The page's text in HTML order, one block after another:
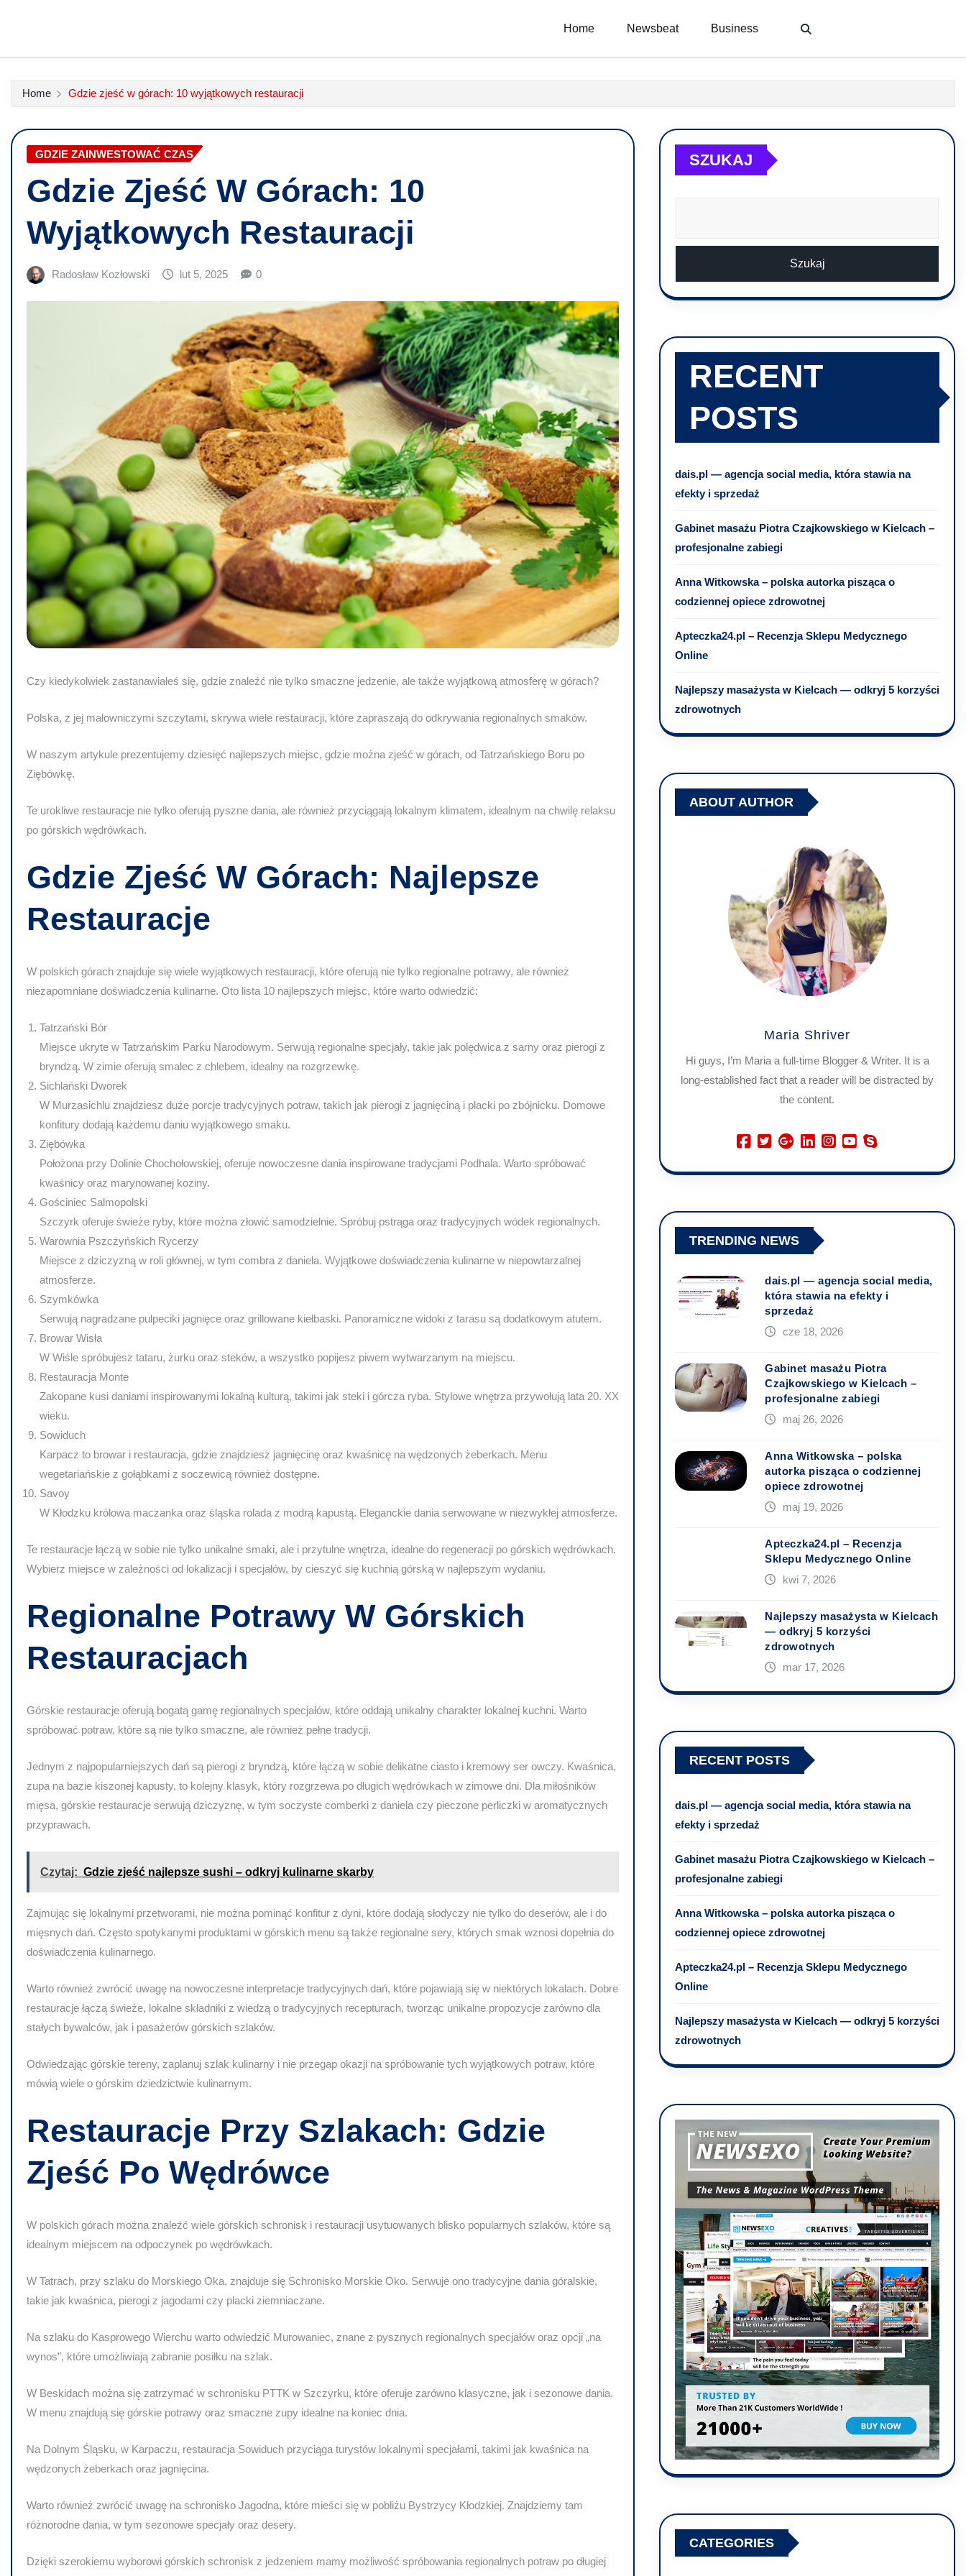
Home Newsbeat Business
Home Gdzie zjeść w górach: 10 wyjątkowych restauracji
GDZIE ZAINWESTOWAĆ CZAS
Gdzie Zjeść W Górach: 10
Wyjątkowych Restauracji
Radosław Kozłowski lut 5, 2025 0
Czy kiedykolwiek zastanawiałeś się, gdzie znaleźć nie tylko smaczne jedzenie, ale także wyjątkową atmosferę w górach?
Polska, z jej malowniczymi szczytami, skrywa wiele restauracji, które zapraszają do odkrywania regionalnych smaków.
W naszym artykule prezentujemy dziesięć najlepszych miejsc, gdzie można zjeść w górach, od Tatrzańskiego Boru po
Ziębówkę.
Te urokliwe restauracje nie tylko oferują pyszne dania, ale również przyciągają lokalnym klimatem, idealnym na chwilę relaksu
po górskich wędrówkach.
Gdzie Zjeść W Górach: Najlepsze
Restauracje
W polskich górach znajduje się wiele wyjątkowych restauracji, które oferują nie tylko regionalne potrawy, ale również
niezapomniane doświadczenia kulinarne. Oto lista 10 najlepszych miejsc, które warto odwiedzić:
Tatrzański Bór
Miejsce ukryte w Tatrzańskim Parku Narodowym. Serwują regionalne specjały, takie jak polędwica z sarny oraz pierogi z
bryndzą. W zimie oferują smalec z chlebem, idealny na rozgrzewkę.
Sichlański Dworek
W Murzasichlu znajdziesz duże porcje tradycyjnych potraw, takich jak pierogi z jagnięciną i placki po zbójnicku. Domowe
konfitury dodają każdemu daniu wyjątkowego smaku.
Ziębówka
Położona przy Dolinie Chochołowskiej, oferuje nowoczesne dania inspirowane tradycjami Podhala. Warto spróbować
kwaśnicy oraz marynowanej koziny.
Gościniec Salmopolski
Szczyrk oferuje świeże ryby, które można złowić samodzielnie. Spróbuj pstrąga oraz tradycyjnych wódek regionalnych.
Warownia Pszczyńskich Rycerzy
Miejsce z dziczyzną w roli głównej, w tym combra z daniela. Wyjątkowe doświadczenia kulinarne w niepowtarzalnej
atmosferze.
Szymkówka
Serwują nagradzane pulpeciki jagnięce oraz grillowane kiełbaski. Panoramiczne widoki z tarasu są dodatkowym atutem.
Browar Wisła
W Wiśle spróbujesz tataru, żurku oraz steków, a wszystko popijesz piwem wytwarzanym na miejscu.
Restauracja Monte
Zakopane kusi daniami inspirowanymi lokalną kulturą, takimi jak steki i górcza ryba. Stylowe wnętrza przywołują lata 20. XX
wieku.
Sowiduch
Karpacz to browar i restauracja, gdzie znajdziesz jagnięcinę oraz kwaśnicę na wędzonych żeberkach. Menu
wegetariańskie z gołąbkami z soczewicą również dostępne.
Savoy
W Kłodzku królowa maczanka oraz śląska rolada z modrą kapustą. Eleganckie dania serwowane w niezwykłej atmosferze.
Te restauracje łączą w sobie nie tylko unikalne smaki, ale i przytulne wnętrza, idealne do regeneracji po górskich wędrówkach.
Wybierz miejsce w zależności od lokalizacji i specjałów, by cieszyć się kuchnią górską w najlepszym wydaniu.
Regionalne Potrawy W Górskich
Restauracjach
Górskie restauracje oferują bogatą gamę regionalnych specjałów, które oddają unikalny charakter lokalnej kuchni. Warto
spróbować potraw, które są nie tylko smaczne, ale również pełne tradycji.
Jednym z najpopularniejszych dań są pierogi z bryndzą, które łączą w sobie delikatne ciasto i kremowy ser owczy. Kwaśnica,
zupa na bazie kiszonej kapusty, to kolejny klasyk, który rozgrzewa po długich wędrówkach w zimowe dni. Dla miłośników
mięsa, górskie restauracje serwują dziczyznę, w tym soczyste comberki z daniela czy pieczone perliczki w aromatycznych
przyprawach.
Czytaj: Gdzie zjeść najlepsze sushi – odkryj kulinarne skarby
Zajmując się lokalnymi przetworami, nie można pominąć konfitur z dyni, które dodają słodyczy nie tylko do deserów, ale i do
mięsnych dań. Często spotykanymi produktami w górskich menu są także regionalne sery, których smak wznosi dopełnia do
doświadczenia kulinarnego.
Warto również zwrócić uwagę na nowoczesne interpretacje tradycyjnych dań, które pojawiają się w niektórych lokalach. Dobre
restauracje łączą świeże, lokalne składniki z wiedzą o tradycyjnych recepturach, tworząc unikalne propozycje zarówno dla
stałych bywalców, jak i pasażerów górskich szlaków.
Odwiedzając górskie tereny, zaplanuj szlak kulinarny i nie przegap okazji na spróbowanie tych wyjątkowych potraw, które
mówią wiele o górskim dziedzictwie kulinarnym.
Restauracje Przy Szlakach: Gdzie
Zjeść Po Wędrówce
W polskich górach można znaleźć wiele górskich schronisk i restauracji usytuowanych blisko popularnych szlaków, które są
idealnym miejscem na odpoczynek po wędrówkach.
W Tatrach, przy szlaku do Morskiego Oka, znajduje się Schronisko Morskie Oko. Serwuje ono tradycyjne dania góralskie,
takie jak kwaśnica, pierogi z jagodami czy placki ziemniaczane.
Na szlaku do Kasprowego Wierchu warto odwiedzić Murowaniec, znane z pysznych regionalnych specjałów oraz opcji „na
wynos”, które umożliwiają zabranie posiłku na szlak.
W Beskidach można się zatrzymać w schronisku PTTK w Szczyrku, które oferuje zarówno klasyczne, jak i sezonowe dania.
W menu znajdują się górskie potrawy oraz smaczne zupy idealne na koniec dnia.
Na Dolnym Śląsku, w Karpaczu, restauracja Sowiduch przyciąga turystów lokalnymi specjałami, takimi jak kwaśnica na
wędzonych żeberkach oraz jagnięcina.
Warto również zwrócić uwagę na schronisko Jagodna, które mieści się w pobliżu Bystrzycy Kłodzkiej. Znajdziemy tam
różnorodne dania, w tym sezonowe specjały oraz desery.
Dzięki szerokiemu wyborowi górskich schronisk z jedzeniem mamy możliwość spróbowania regionalnych potraw po długiej
SZUKAJ
Szukaj
RECENT
POSTS
dais.pl — agencja social media, która stawia na
efekty i sprzedaż
Gabinet masażu Piotra Czajkowskiego w Kielcach –
profesjonalne zabiegi
Anna Witkowska – polska autorka pisząca o
codziennej opiece zdrowotnej
Apteczka24.pl – Recenzja Sklepu Medycznego
Online
Najlepszy masażysta w Kielcach — odkryj 5 korzyści
zdrowotnych
ABOUT AUTHOR
Maria Shriver
Hi guys, I’m Maria a full-time Blogger & Writer. It is a
long-established fact that a reader will be distracted by
the content.
TRENDING NEWS
dais.pl — agencja social media,
która stawia na efekty i
sprzedaż
cze 18, 2026
Gabinet masażu Piotra
Czajkowskiego w Kielcach –
profesjonalne zabiegi
maj 26, 2026
Anna Witkowska – polska
autorka pisząca o codziennej
opiece zdrowotnej
maj 19, 2026
Apteczka24.pl – Recenzja
Sklepu Medycznego Online
kwi 7, 2026
Najlepszy masażysta w Kielcach
— odkryj 5 korzyści
zdrowotnych
mar 17, 2026
RECENT POSTS
dais.pl — agencja social media, która stawia na
efekty i sprzedaż
Gabinet masażu Piotra Czajkowskiego w Kielcach –
profesjonalne zabiegi
Anna Witkowska – polska autorka pisząca o
codziennej opiece zdrowotnej
Apteczka24.pl – Recenzja Sklepu Medycznego
Online
Najlepszy masażysta w Kielcach — odkryj 5 korzyści
zdrowotnych
CATEGORIES